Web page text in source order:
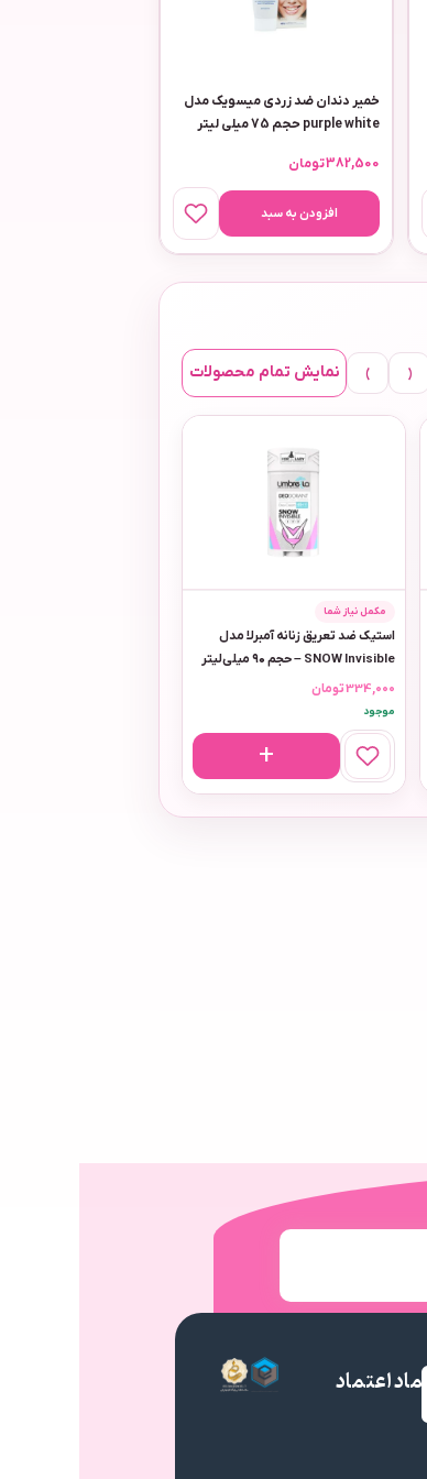
خمیر دندان ضد زردی میسویک مدل
purple white حجم 75 میلی لیتر
382,500تومان
افزودن به سبد
‹
› نمایش تمام محصولات
مکمل نیاز شما
استیک ضد تعریق زنانه آمبرلا مدل
SNOW Invisible – حجم ۹۰ میلی‌لیتر
334,000تومان
موجود
نماد اعتماد